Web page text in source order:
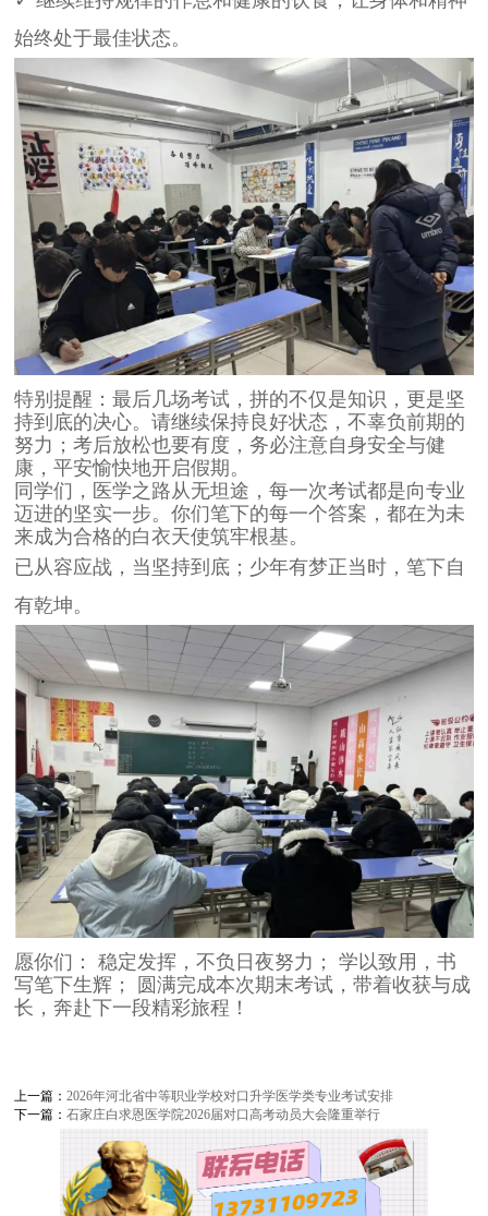
始终处于最佳状态。
特别提醒：最后几场考试，拼的不仅是知识，更是坚
持到底的决心。请继续保持良好状态，不辜负前期的
努力；考后放松也要有度，务必注意自身安全与健
康，平安愉快地开启假期。
同学们，医学之路从无坦途，每一次考试都是向专业
迈进的坚实一步。你们笔下的每一个答案，都在为未
来成为合格的白衣天使筑牢根基。
已从容应战，当坚持到底；少年有梦正当时，笔下自
有乾坤。
愿你们： 稳定发挥，不负日夜努力； 学以致用，书
写笔下生辉； 圆满完成本次期末考试，带着收获与成
长，奔赴下一段精彩旅程！
上一篇：2026年河北省中等职业学校对口升学医学类专业考试安排
下一篇：石家庄白求恩医学院2026届对口高考动员大会隆重举行